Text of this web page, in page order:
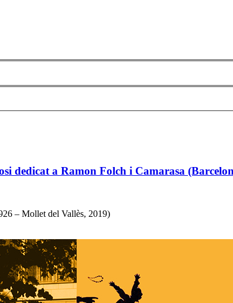
dedicat a Ramon Folch i Camarasa
– Mollet del Vallès, 2019)